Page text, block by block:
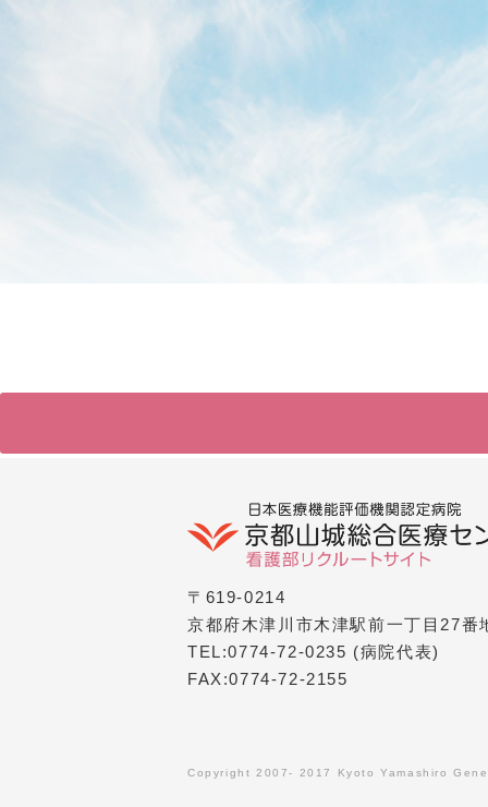
〒619-0214
京都府木津川市木津駅前一丁目27番
TEL:0774-72-0235 (病院代表)
FAX:0774-72-2155
Copyright 2007- 2017 Kyoto Yamashiro